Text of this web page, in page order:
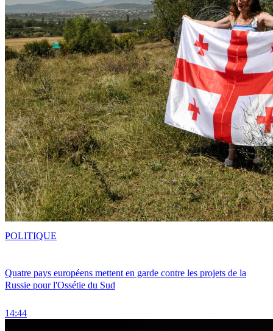
Quatre pays européens mettent en garde contre les projets de la
Russie pour l'Ossétie du Sud
14:44
POLITIQUE